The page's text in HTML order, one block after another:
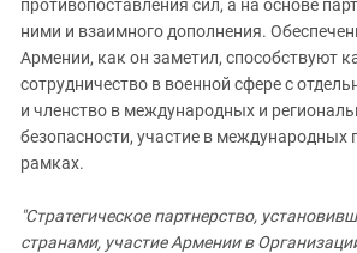
противопоставления сил, а на основе
ними и взаимного дополнения.
Армении, как он заметил, способствуют
сотрудничество в военной сфере с
и членство в международных и
безопасности, участие в международных
рамках.
"Стратегическое партнерство,
странами, участие Армении в